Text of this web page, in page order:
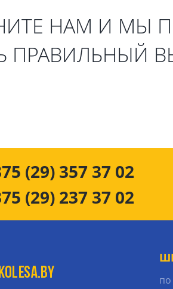
НАМ И МЫ
ПРАВИЛЬНЫЙ
(29) 357 37 02
(29) 237 37 02